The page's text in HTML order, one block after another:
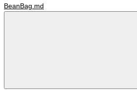
BeanBag.md